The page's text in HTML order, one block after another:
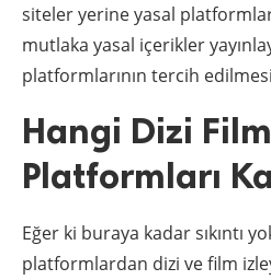
siteler yerine yasal
mutlaka yasal içerikler
platformlarının tercih
Hangi Dizi Film
Platformları
Eğer ki buraya kadar sıkıntı
platformlardan dizi ve film